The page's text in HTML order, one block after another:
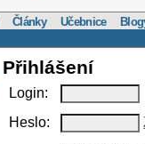
Články Učebnice
Přihlášení
Login:
Heslo: